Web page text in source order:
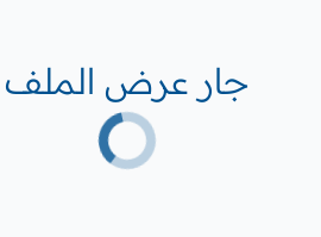
جار عرض الملف